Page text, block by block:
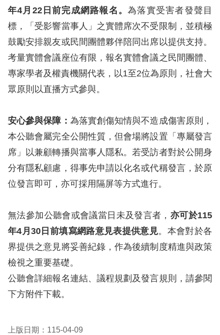
礙
快
捷
鍵
請
選
擇
語
言
兒少版
回
首
頁
網
站
導
年4月 22日前完成網路報名 。為落實受害者發聲目
標，「受影響當事人」之實體席次不受限制，並積極
鼓勵安排親友或民間團體夥伴陪同出席以提供支持。
考量實體會議座位有限，報名實體會議之民間團體、
專家學者及權責機關代表，以1至2位為原則，社會大
眾原則以直播方式參與。
安心參與保障： 為落實創傷知情與不造成傷害原則，
本公聽會屬完全公開性質，但會場將設置「專屬發言
席」以兼顧轉播與當事人隱私。若受訪者對於公開身
分有隱私顧慮，得事先申請以化名或代稱發言，於原
位發言即可，亦可採用隔屏等方式進行。
無法參加公聽會或會議當日未及發言者， 亦可於115
年4月30 日前填寫網路意見表提供意見。本會對於各
界提供之意見將妥善紀錄，作為後續制度精進與政策
檢視之重要基礎。
公聽會詳細報名連結、議程規劃及發言規則，請參閱
下方附件下載。
上版日期：115-04-09